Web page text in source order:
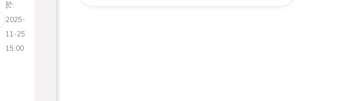
於:
2025-
11-25
15:00